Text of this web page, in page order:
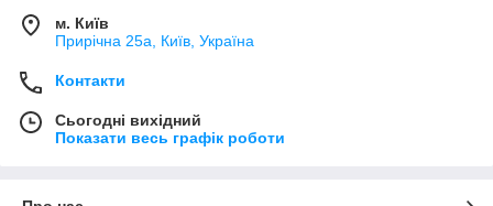
м. Київ
Прирічна 25а, Київ, Україна
Контакти
Сьогодні вихідний
Показати весь графік роботи